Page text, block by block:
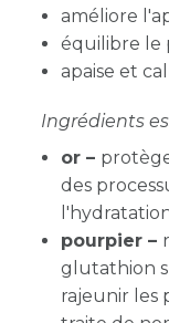
améliore
équilibre le
apaise et
Ingrédients
or –
des
pourpier –
glutathion
rajeunir les